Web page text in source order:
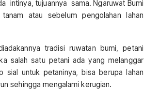
intinya, tujuannya sama. Ngaruwat Bumi
atau sebelum pengolahan lahan
tradisi ruwatan bumi, petani
salah satu petani ada yang melanggar
sial untuk petaninya, bisa berupa lahan
sehingga mengalami kerugian.